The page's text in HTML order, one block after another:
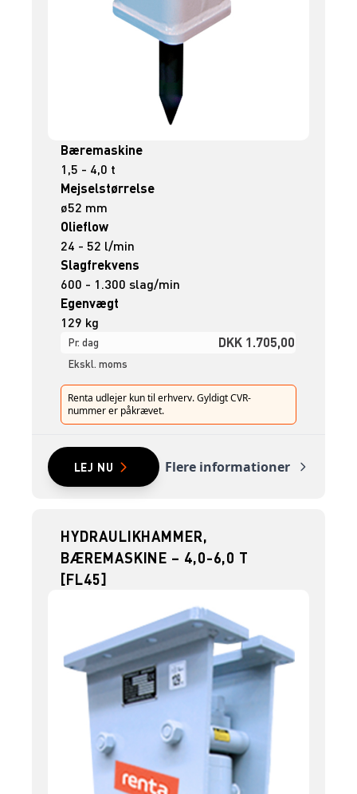
Bæremaskine
1,5 - 4,0 t
Mejselstørrelse
ø52 mm
Olieflow
24 - 52 l/min
Slagfrekvens
600 - 1.300 slag/min
Egenvægt
129 kg
Pr. dag DKK 1.705,00
Ekskl. moms
Renta udlejer kun til erhverv. Gyldigt CVR-
nummer er påkrævet.
LEJ NU Flere informationer
HYDRAULIKHAMMER,
BÆREMASKINE – 4,0-6,0 T
[FL45]